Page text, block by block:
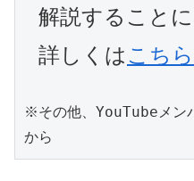
解説すること
詳しくは こちら
※その他、YouTubeメン
から